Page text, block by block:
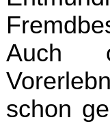
Auch
schon